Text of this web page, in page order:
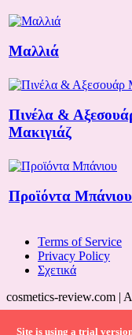
Μαλλιά
Πινέλα &
Μακιγιάζ
Προϊόντα Μπάνιου
Terms of Service
Privacy Policy
Σχετικά
cosmetics-review.com
Site is using a trial